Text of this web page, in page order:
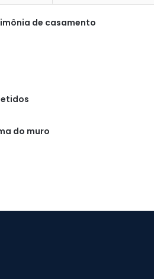
de casamento
do muro